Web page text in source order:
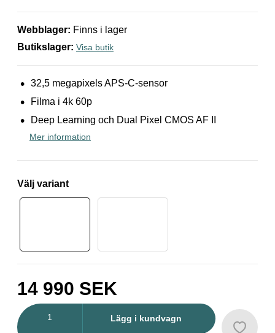
Webblager: Finns i lager
Butikslager: Visa butik
32,5 megapixels APS-C-sensor
Filma i 4k 60p
Deep Learning och Dual Pixel CMOS AF II
Mer information
Välj variant
14 990 SEK
Lägg i kundvagn